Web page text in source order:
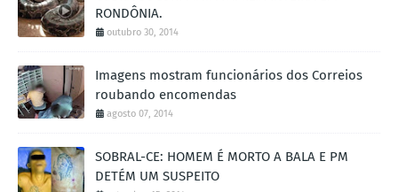
RONDÔNIA.
outubro 30, 2014
Imagens mostram funcionários dos Correios
roubando encomendas
agosto 07, 2014
SOBRAL-CE: HOMEM É MORTO A BALA E PM
DETÉM UM SUSPEITO